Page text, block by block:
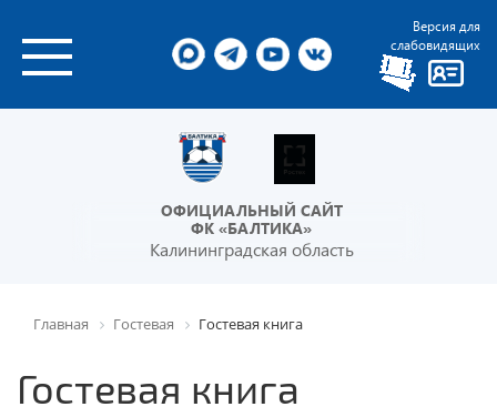
Версия для
слабовидящих
ОФИЦИАЛЬНЫЙ САЙТ
ФК «БАЛТИКА»
Калининградская область
Главная Гостевая Гостевая книга
Гостевая книга